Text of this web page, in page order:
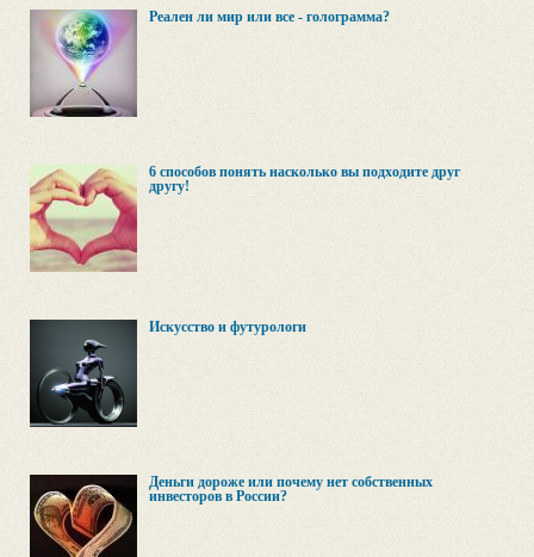
Реален ли мир или все - голограмма?
6 способов понять насколько вы подходите друг
другу!
Искусство и футурологи
Деньги дороже или почему нет собственных
инвесторов в России?